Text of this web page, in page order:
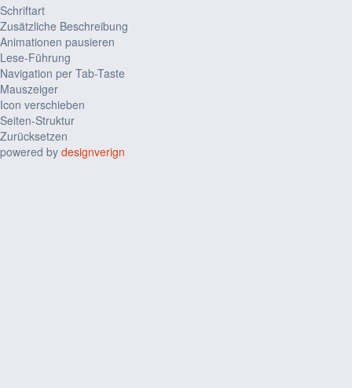
Schriftart
Zusätzliche Beschreibung
Animationen pausieren
Lese-Führung
Navigation per Tab-Taste
Mauszeiger
Icon verschieben
Seiten-Struktur
Zurücksetzen
powered by designverign